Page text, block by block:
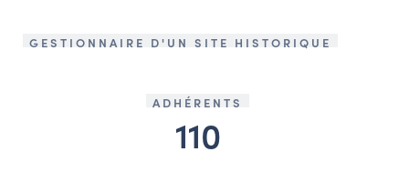
GESTIONNAIRE D'UN SITE HISTORIQUE
ADHÉRENTS
110